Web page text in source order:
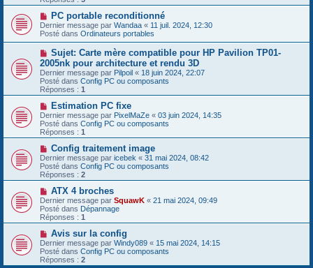
s
s
a
g
e
e
a
u
m
e
s
a
g
e
N
o
u
v
e
a
u
m
e
s
s
g
e
PC portable reconditionné
Dernier message par Wandaa « 11 juil. 2024, 12:30
Posté dans Ordinateurs portables
N
o
u
v
e
a
u
m
e
s
s
g
e
Sujet: Carte mère compatible pour HP Pavilion TP01-
2005nk pour architecture et rendu 3D
Dernier message par Pilpoil « 18 juin 2024, 22:07
Posté dans Config PC ou composants
Réponses : 1
N
o
u
v
e
a
m
e
s
a
g
e
Estimation PC fixe
Dernier message par PixelMaZe « 03 juin 2024, 14:35
Posté dans Config PC ou composants
Réponses : 1
N
o
u
v
e
u
m
e
s
a
g
e
Config traitement image
Dernier message par icebek « 31 mai 2024, 08:42
Posté dans Config PC ou composants
Réponses : 2
N
o
u
v
e
u
m
e
s
ATX 4 broches
Dernier message par SquawK « 21 mai 2024, 09:49
Posté dans Dépannage
Réponses : 1
N
o
u
v
e
Avis sur la config
Dernier message par Windy089 « 15 mai 2024, 14:15
Posté dans Config PC ou composants
Réponses : 2